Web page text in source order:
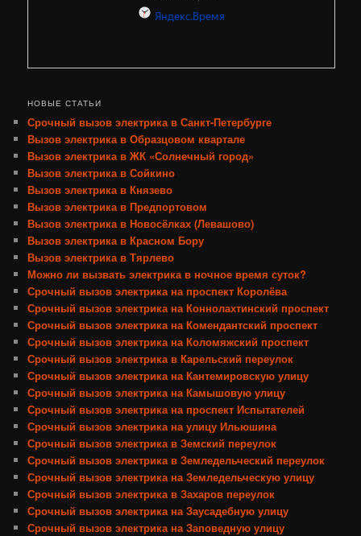
НОВЫЕ СТАТЬИ
Срочный вызов электрика в Санкт-Петербурге
Вызов электрика в Образцовом квартале
Вызов электрика в ЖК «Солнечный город»
Вызов электрика в Сойкино
Вызов электрика в Князево
Вызов электрика в Предпортовом
Вызов электрика в Новосёлках (Левашово)
Вызов электрика в Красном Бору
Вызов электрика в Тярлево
Можно ли вызвать электрика в ночное время суток?
Срочный вызов электрика на проспект Королёва
Срочный вызов электрика на Коннолахтинский проспект
Срочный вызов электрика на Комендантский проспект
Срочный вызов электрика на Коломяжский проспект
Срочный вызов электрика в Карельский переулок
Срочный вызов электрика на Кантемировскую улицу
Срочный вызов электрика на Камышовую улицу
Срочный вызов электрика на проспект Испытателей
Срочный вызов электрика на улицу Ильюшина
Срочный вызов электрика в Земский переулок
Срочный вызов электрика в Земледельческий переулок
Срочный вызов электрика на Земледельческую улицу
Срочный вызов электрика в Захаров переулок
Срочный вызов электрика на Заусадебную улицу
Срочный вызов электрика на Заповедную улицу